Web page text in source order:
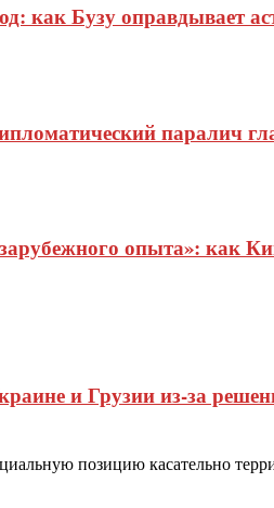
как Бузу оправдывает
паралич
опыта»: как
и Грузии из-за
позицию касательно